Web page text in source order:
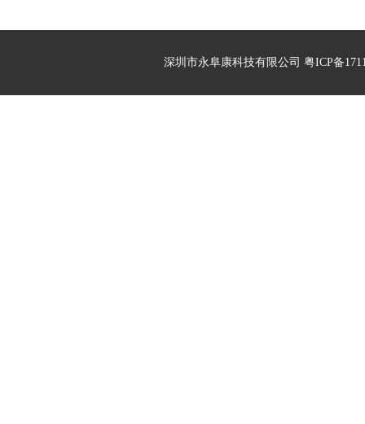
深圳市永阜康科技有限公司 粤ICP备